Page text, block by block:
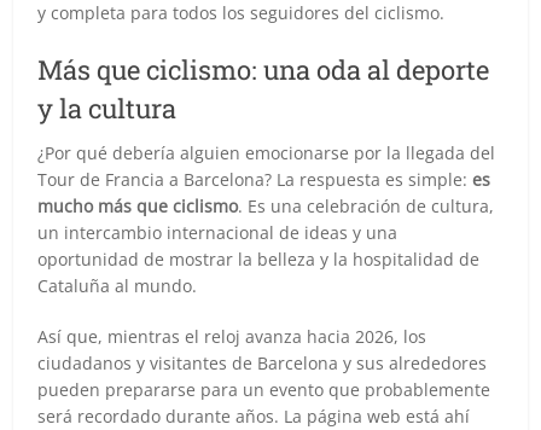
y completa para todos los seguidores del ciclismo.
Más que ciclismo: una oda al deporte
y la cultura
¿Por qué debería alguien emocionarse por la llegada del
Tour de Francia a Barcelona? La respuesta es simple:es
mucho más que ciclismo. Es una celebración de cultura,
un intercambio internacional de ideas y una
oportunidad de mostrar la belleza y la hospitalidad de
Cataluña al mundo.
Así que, mientras el reloj avanza hacia 2026, los
ciudadanos y visitantes de Barcelona y sus alrededores
pueden prepararse para un evento que probablemente
será recordado durante años. La página web está ahí